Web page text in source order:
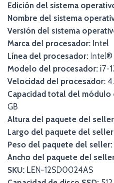
Edición del sistema
Nombre del sistema
Versión del sistema
Marca del procesador: Intel
Línea del procesador:
Modelo del procesador: i7-
Velocidad del procesador:
Capacidad total del módulo
GB
Altura del paquete del
Largo del paquete del
Peso del paquete del seller:
Ancho del paquete del
SKU: LEN-12SD0024AS